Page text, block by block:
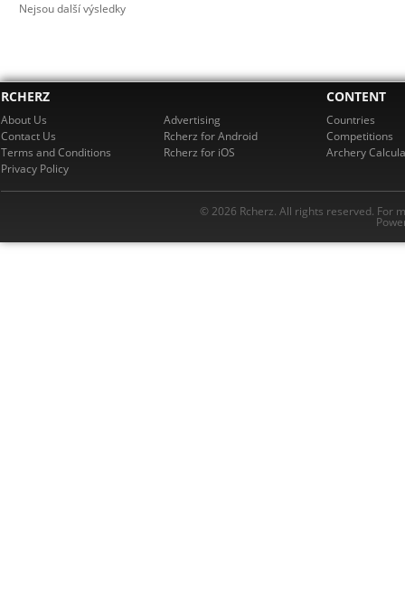
Nejsou další výsledky
RCHERZ
About Us
Contact Us
Terms and Conditions
Privacy Policy
Advertising
Rcherz for Android
Rcherz for iOS
CONTENT
Countries
Competitions
Archery
© 2026 Rcherz. All rights reserved. For